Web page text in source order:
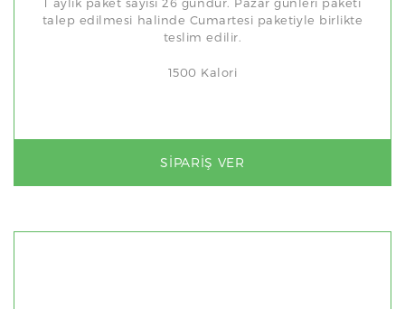
talep edilmesi halinde Cumartesi paketiyle birlikte
teslim edilir.
1500 Kalori
SIPARIŞ VER